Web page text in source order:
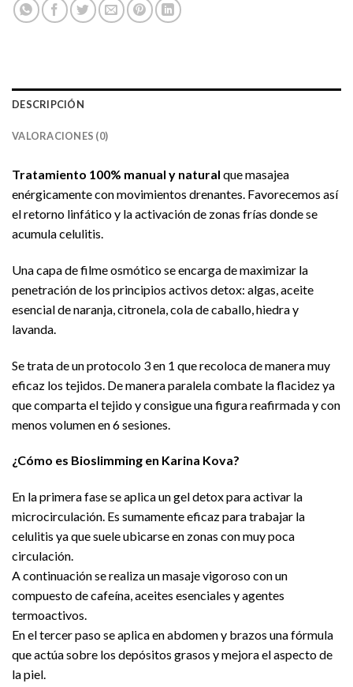
DESCRIPCIÓN
VALORACIONES (0)
Tratamiento 100% manual y natural que masajea
enérgicamente con movimientos drenantes. Favorecemos así
el retorno linfático y la activación de zonas frías donde se
acumula celulitis.
Una capa de filme osmótico se encarga de maximizar la
penetración de los principios activos detox: algas, aceite
esencial de naranja, citronela, cola de caballo, hiedra y
lavanda.
Se trata de un protocolo 3 en 1 que recoloca de manera muy
eficaz los tejidos. De manera paralela combate la flacidez ya
que comparta el tejido y consigue una figura reafirmada y con
menos volumen en 6 sesiones.
¿Cómo es Bioslimming en Karina Kova?
En la primera fase se aplica un gel detox para activar la
microcirculación. Es sumamente eficaz para trabajar la
celulitis ya que suele ubicarse en zonas con muy poca
circulación.
A continuación se realiza un masaje vigoroso con un
compuesto de cafeína, aceites esenciales y agentes
termoactivos.
En el tercer paso se aplica en abdomen y brazos una fórmula
que actúa sobre los depósitos grasos y mejora el aspecto de
la piel.